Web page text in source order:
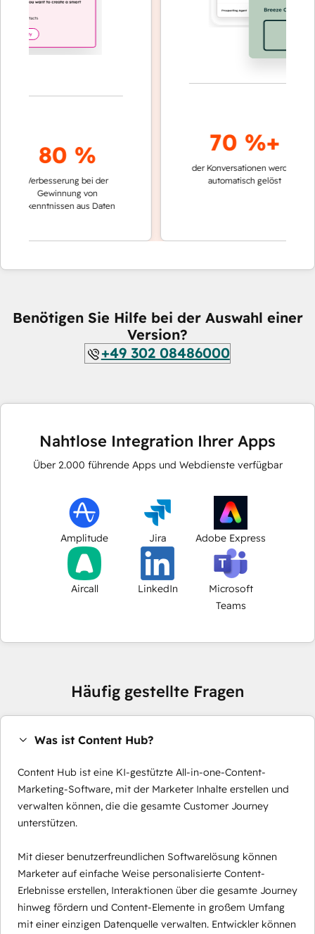
80 %
Verbesserung bei der
Gewinnung von
Erkenntnissen aus Daten
70 %+
der Konversationen werden
automatisch gelöst
Benötigen Sie Hilfe bei der Auswahl einer
Version?
+49 302 08486000
Nahtlose Integration Ihrer Apps
Über 2.000 führende Apps und Webdienste verfügbar
Amplitude Jira Adobe Express
Aircall LinkedIn
Microsoft
Teams
Häufig gestellte Fragen
Was ist Content Hub?
Content Hub ist eine KI-gestützte All-in-one-Content-
Marketing-Software, mit der Marketer Inhalte erstellen und
verwalten können, die die gesamte Customer Journey
unterstützen.
Mit dieser benutzerfreundlichen Softwarelösung können
Marketer auf einfache Weise personalisierte Content-
Erlebnisse erstellen, Interaktionen über die gesamte Journey
hinweg fördern und Content-Elemente in großem Umfang
mit einer einzigen Datenquelle verwalten. Entwickler können